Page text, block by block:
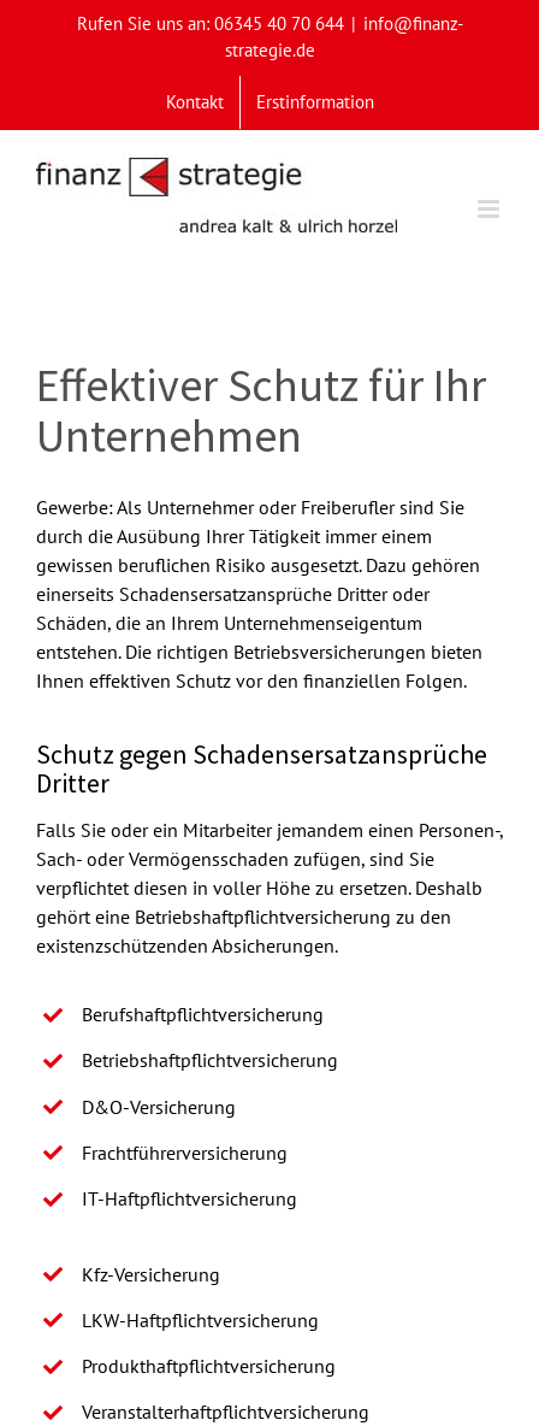
Rufen Sie uns an: 06345 40 70 644 | info@finanz-
strategie.de
Kontakt Erstinformation
Effektiver Schutz für Ihr
Unternehmen
Gewerbe: Als Unternehmer oder Freiberufler sind Sie
durch die Ausübung Ihrer Tätigkeit immer einem
gewissen beruflichen Risiko ausgesetzt. Dazu gehören
einerseits Schadensersatzansprüche Dritter oder
Schäden, die an Ihrem Unternehmenseigentum
entstehen. Die richtigen Betriebsversicherungen bieten
Ihnen effektiven Schutz vor den finanziellen Folgen.
Schutz gegen Schadensersatzansprüche
Dritter
Falls Sie oder ein Mitarbeiter jemandem einen Personen-,
Sach- oder Vermögensschaden zufügen, sind Sie
verpflichtet diesen in voller Höhe zu ersetzen. Deshalb
gehört eine Betriebshaftpflichtversicherung zu den
existenzschützenden Absicherungen.
Berufshaftpflichtversicherung
Betriebshaftpflichtversicherung
D&O-Versicherung
Frachtführerversicherung
IT-Haftpflichtversicherung
Kfz-Versicherung
LKW-Haftpflichtversicherung
Produkthaftpflichtversicherung
Veranstalterhaftpflichtversicherung